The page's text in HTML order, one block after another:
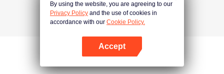
By using the website, you are agreeing to our
Privacy Policy and the use of cookies in
accordance with our Cookie Policy.
Accept